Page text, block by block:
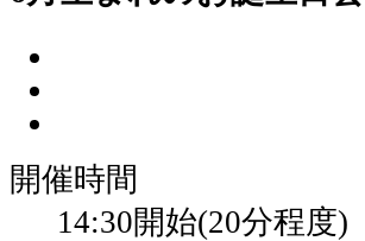
開催時間
14:30開始(20分程度)